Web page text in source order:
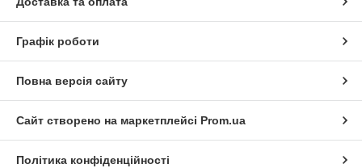
Графік роботи
Повна версія сайту
Сайт створено на маркетплейсі Prom.ua
Політика конфіденційності